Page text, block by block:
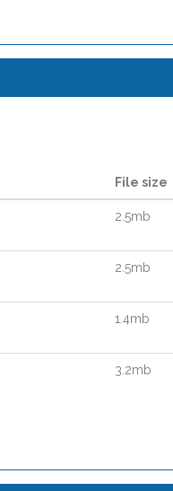
File size
2.5mb
2.5mb
1.4mb
3.2mb